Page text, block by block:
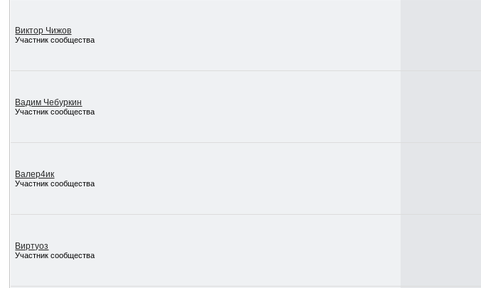
Виктор Чижов
Участник сообщества
Вадим Чебуркин
Участник сообщества
Валер4ик
Участник сообщества
Виртуоз
Участник сообщества